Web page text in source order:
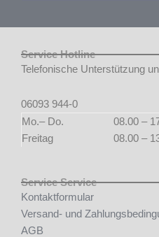
Service Hotline
Telefonische Unterstützung
06093 944-0
Mo.– Do.
08.00 –
Freitag
08.00 –
Service Service
Kontaktformular
Versand- und
AGB